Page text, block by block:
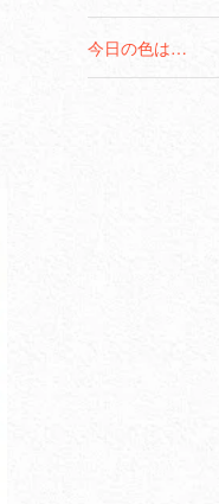
今日の色は…